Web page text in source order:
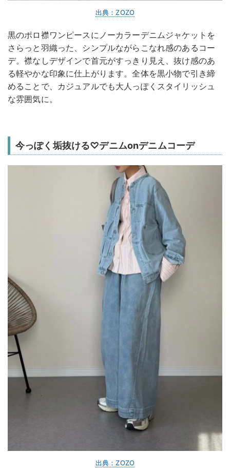
出典：ZOZO
黒のポロ襟ワンピースにノーカラーデニムジャケットを
さらっと羽織った、シンプルながらこなれ感のあるコー
デ。襟なしデザインで首元がすっきり見え、抜け感のあ
る軽やかな印象に仕上がります。全体を黒小物で引き締
めることで、カジュアルでも大人っぽくスタイリッシュ
な雰囲気に。
今っぽく垢抜ける♡デニムonデニムコーデ
出典：ZOZO